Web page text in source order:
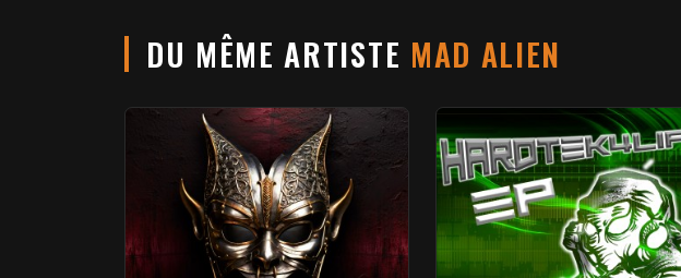
DU MÊME ARTISTE MAD ALIEN